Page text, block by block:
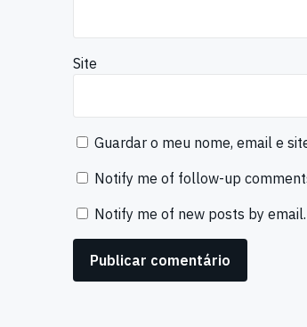
Site
Guardar o meu nome, email e
Notify me of follow-up
Notify me of new posts by email.